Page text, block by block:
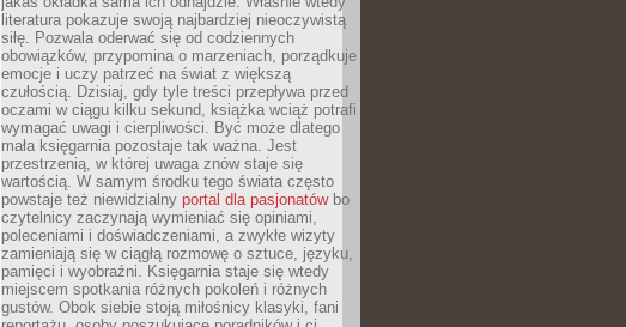
literatura pokazuje swoją najbardziej nieoczywistą
siłę. Pozwala oderwać się od codziennych
obowiązków, przypomina o marzeniach, porządkuje
emocje i uczy patrzeć na świat z większą
czułością. Dzisiaj, gdy tyle treści przepływa przed
oczami w ciągu kilku sekund, książka wciąż potrafi
wymagać uwagi i cierpliwości. Być może dlatego
mała księgarnia pozostaje tak ważna. Jest
przestrzenią, w której uwaga znów staje się
wartością. W samym środku tego świata często
powstaje też niewidzialny portal dla pasjonatówbo
czytelnicy zaczynają wymieniać się opiniami,
poleceniami i doświadczeniami, a zwykłe wizyty
zamieniają się w ciągłą rozmowę o sztuce, języku,
pamięci i wyobraźni. Księgarnia staje się wtedy
miejscem spotkania różnych pokoleń i różnych
gustów. Obok siebie stoją miłośnicy klasyki, fani